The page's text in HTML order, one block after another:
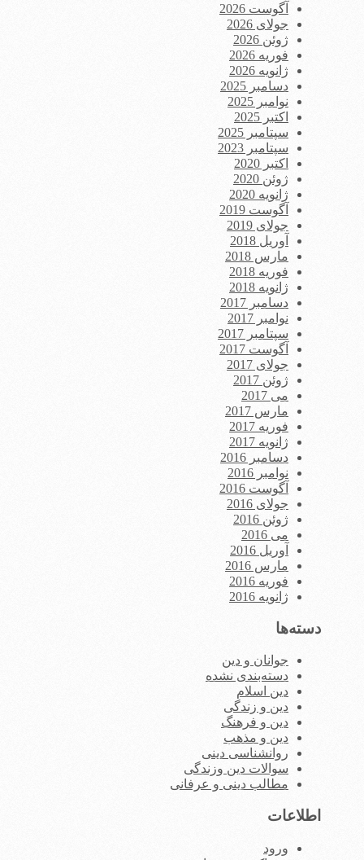
آگوست 2026
جولای 2026
ژوئن 2026
فوریه 2026
ژانویه 2026
دسامبر 2025
نوامبر 2025
اکتبر 2025
سپتامبر 2025
سپتامبر 2023
اکتبر 2020
ژوئن 2020
ژانویه 2020
آگوست 2019
جولای 2019
آوریل 2018
مارس 2018
فوریه 2018
ژانویه 2018
دسامبر 2017
نوامبر 2017
سپتامبر 2017
آگوست 2017
جولای 2017
ژوئن 2017
می 2017
مارس 2017
فوریه 2017
ژانویه 2017
دسامبر 2016
نوامبر 2016
آگوست 2016
جولای 2016
ژوئن 2016
می 2016
آوریل 2016
مارس 2016
فوریه 2016
ژانویه 2016
دسته‌ها
جوانان و دین
دسته‌بندی نشده
دین اسلام
دین و زندگی
دین و فرهنگ
دین و مذهب
روانشناسی دینی
سوالات دین وزندگی
مطالب دینی و عرفانی
اطلاعات
ورود